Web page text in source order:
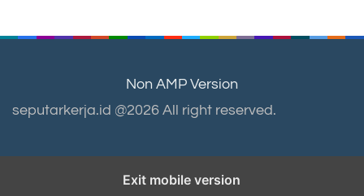
Non AMP Version
seputarkerja.id @2026 All right reserved.
Exit mobile version